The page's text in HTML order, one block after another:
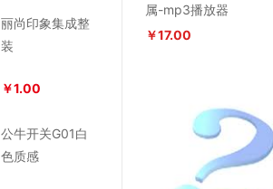
属-mp3播放器
￥17.00
丽尚印象集成整
装
￥1.00
公牛开关G01白
色质感